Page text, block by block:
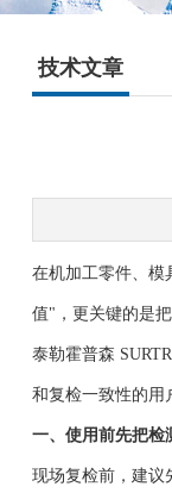
技术文章
在机加工零件、模
值"，更关键的是
泰勒霍普森
和复检一致性的用
一、使用前先把检
现场复检前，建议